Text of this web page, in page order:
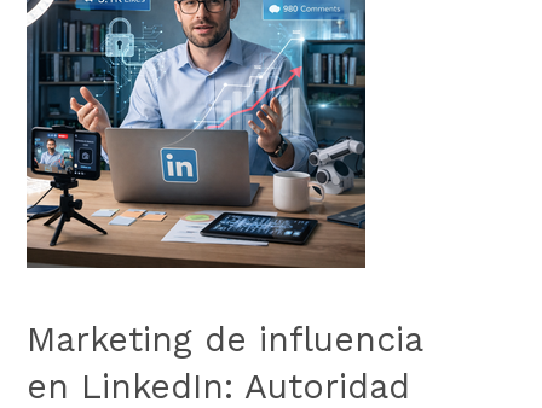
Marketing de influencia
en LinkedIn: Autoridad